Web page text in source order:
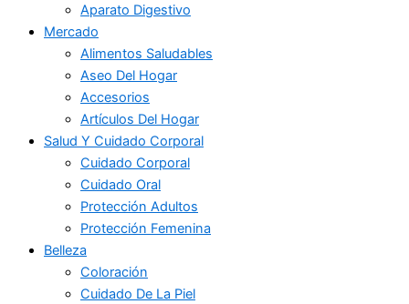
Aparato Digestivo
Mercado
Alimentos Saludables
Aseo Del Hogar
Accesorios
Artículos Del Hogar
Salud Y Cuidado Corporal
Cuidado Corporal
Cuidado Oral
Protección Adultos
Protección Femenina
Belleza
Coloración
Cuidado De La Piel